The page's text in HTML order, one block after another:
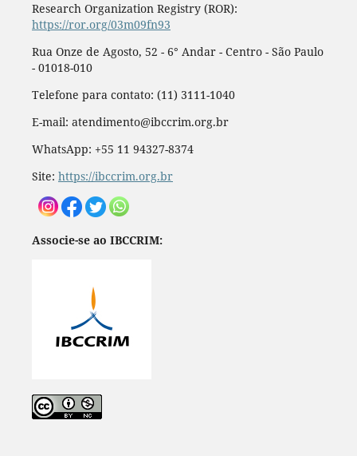
Research Organization Registry (ROR):
https://ror.org/03m09fn93
Rua Onze de Agosto, 52 - 6° Andar - Centro - São Paulo
- 01018-010
Telefone para contato: (11) 3111-1040
E-mail: atendimento@ibccrim.org.br
WhatsApp: +55 11 94327-8374
Site: https://ibccrim.org.br
Associe-se ao IBCCRIM: